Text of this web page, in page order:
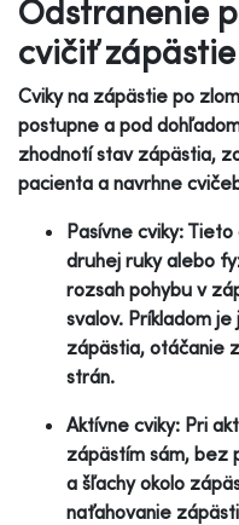
Odstranenie
cvičiť
Cviky na zápästie po
postupne a pod
zhodnotí stav zápästia,
pacienta a navrhne
Pasívne cviky:
druhej ruky alebo
rozsah pohybu v
svalov. Príkladom
zápästia, otáčanie
strán.
Aktívne cviky: Pri
zápästím sám, bez
a šľachy okolo
naťahovanie